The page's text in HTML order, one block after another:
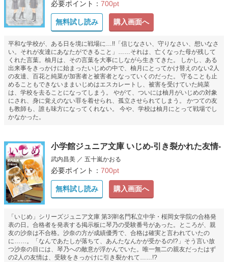
必要ポイント： 700pt
無料試し読み 購入画面へ
平和な学校が、ある日を境に戦場に…!!「信じなさい、守りなさい、想いなさ
い。それが友達にあなたができること」……それは、亡くなった母が残して
くれた言葉。柚月は、その言葉を大事にしながら生きてきた。 しかし、ある
出来事をきっかけに始まったいじめの中で、柚月にとってかけ替えのない2人
の友達、百花と純菜が加害者と被害者となっていくのだった。 守ることも止
めることもできないままいじめはエスカレートし、被害を受けていた純菜
は、学校を去ることになってしまう。 やがて、ついには柚月がいじめの対象
にされ、身に覚えのない罪を着せられ、孤立させられてしまう。 かつての友
も教師も、誰も味方になってくれない。 今や、学校は柚月にとって戦場でし
かなかった。
小学館ジュニア文庫 いじめ-引き裂かれた友情-
武内昌美 ／ 五十嵐かおる
必要ポイント： 700pt
無料試し読み 購入画面へ
「いじめ」シリーズジュニア文庫 第3弾!名門私立中学・桜岡女学院の合格発
表の日。合格者を発表する掲示板に琴乃の受験番号があった。ところが、親
友の沙奈は不合格。沙奈の方が成績優秀で、合格は確実と言われていたの
に……。「なんであたしが落ちて、あんたなんかが受かるの!?」そう言い放
つ沙奈の目には、琴乃への敵意が浮かんでいた。唯一無二の親友だったはず
の2人の友情は、受験をきっかけに引き裂かれて……!?